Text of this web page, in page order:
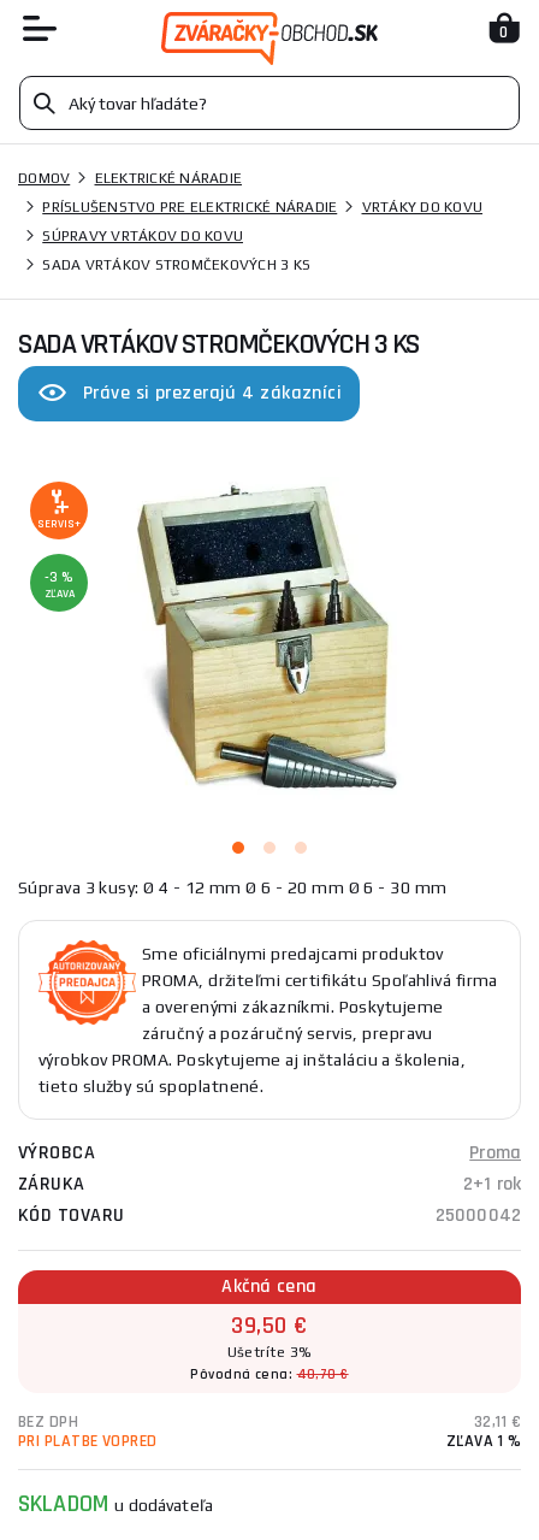
0
DOMOV
ELEKTRICKÉ NÁRADIE
PRÍSLUŠENSTVO PRE ELEKTRICKÉ NÁRADIE
VRTÁKY DO KOVU
SÚPRAVY VRTÁKOV DO KOVU
SADA VRTÁKOV STROMČEKOVÝCH 3 KS
SADA VRTÁKOV STROMČEKOVÝCH 3 KS
Práve si prezerajú 4 zákazníci
SERVIS+
-3 %
ZĽAVA
Súprava 3 kusy: Ø 4 - 12 mm Ø 6 - 20 mm Ø 6 - 30 mm
Sme oficiálnymi predajcami produktov
PROMA, držiteľmi certifikátu Spoľahlivá firma
a overenými zákazníkmi. Poskytujeme
záručný a pozáručný servis, prepravu
výrobkov PROMA. Poskytujeme aj inštaláciu a školenia,
tieto služby sú spoplatnené.
VÝROBCA
Proma
ZÁRUKA
2+1 rok
KÓD TOVARU
25000042
Akčná cena
39,50 €
Ušetríte 3%
Pôvodná cena:40,70 €
BEZ DPH
32,11 €
PRI PLATBE VOPRED
ZĽAVA 1 %
SKLADOMu dodávateľa